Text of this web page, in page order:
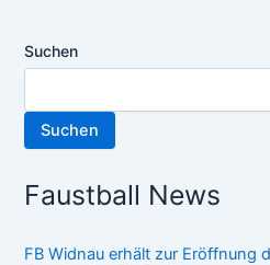
Suchen
Suchen
Faustball News
FB Widnau erhält zur Eröffnung